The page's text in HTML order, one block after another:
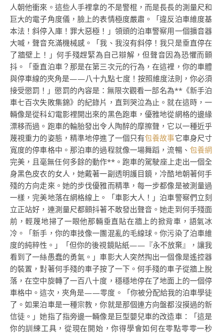
人朝他衝來。這些人手裡拿的不是警棍，而是長長的測量尺和
巨大的電子角度儀，臉上的表情極度嚴肅。「違反泊車維度基
本法！斜停入庫！罪大惡極！」領頭的泊車警察用一個擴音器
大喊，聲音充滿機械感。「我、我沒有斜停！我只是垂直停在
了牆壁上！」何手殘趕緊為自己辯解，但聲音因為恐懼而顫
抖。「垂直泊車？那是在第三次元的行為，在這裡，你的車體
與停車線的夾角是——八十九點七度！按照維度法則，你必須
接受懲罰！」懲罰的內容是：無限次觀看一部名為**《新手泊
車七百次失敗集錦》的紀錄片，直到哭泣為止。就在這時，一
輛像是從科幻電影裡開出來的黑色跑車，優雅地從網格的邊緣
漂移而過。跑車的輪胎發出令人陶醉的摩擦聲，它以一種近乎
蔑視重力的姿態，精準地停進了一個只有包養故事它車身尺寸
寬度的停車格中。那泊車的過程就像一場舞蹈，流暢、 包養網
完美，且毫無任何多餘的動作**。跑車的駕駛座上走出一個全
身黑色皮衣的女人，她戴著一副透明護目鏡，冷酷地朝著何手
殘的方向走來。她的步伐優雅而精準，每一步都像是被測量過
一樣，完美地落在網格線上。「車影大人！」泊車警察們立刻
立正站好，連測量尺都顫抖著不敢發出聲音。她走到何手殘面
前，輕蔑地掃了一眼他那輛垂直貼在牆上的掀背車，語氣冰
冷。「新手，你的車技像一團混亂的毛線球。你污染了泊車維
度的純粹性。」「但你的後視鏡貼紙——『永不放棄』，讓我
看到了一絲愚蠢的勇氣。」車影大人突然掏出一個像是遙控器
的裝置，對著何手殘的車子按了一下。何手殘的車子從牆上脫
落，在空中旋轉了一百八十度，穩穩地停在了地面上的一個停
車格中。這次，夾角是——零度。「你被分配給我的泊車學徒
了。如果泊車是一種宗教，你就是那個連方向盤都沒摸過的新
信徒。」她指了指旁邊一輛像是巨型嬰兒車的改造車：「這是
你的訓練工具，從現在開始，你得學會如何在零點零零一秒